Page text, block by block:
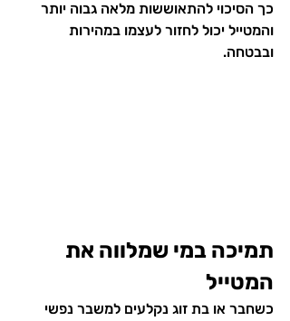
כך הסיכוי להתאוששות מלאה גבוה יותר
והמטייל יכול לחזור לעצמו במהירות
ובבטחה.
תמיכה במי שמלווה את
המטייל
כשחבר או בת זוג נקלעים למשבר נפשי